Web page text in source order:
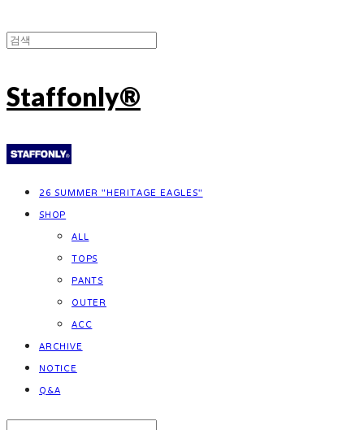
Staffonly®
26 SUMMER "HERITAGE EAGLES"
SHOP
ALL
TOPS
PANTS
OUTER
ACC
ARCHIVE
NOTICE
Q&A